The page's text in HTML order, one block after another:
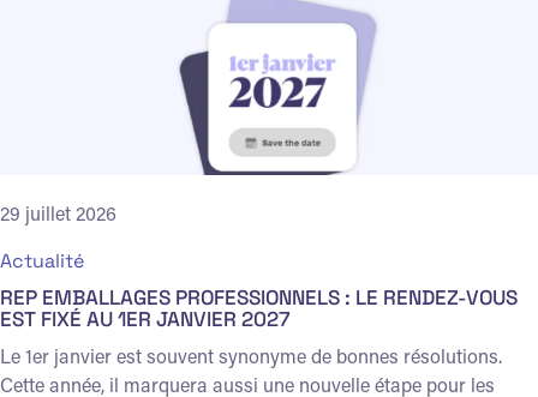
29 juillet 2026
Actualité
REP EMBALLAGES PROFESSIONNELS : LE RENDEZ-VOUS
EST FIXÉ AU 1ER JANVIER 2027
Le 1er janvier est souvent synonyme de bonnes résolutions.
Cette année, il marquera aussi une nouvelle étape pour les